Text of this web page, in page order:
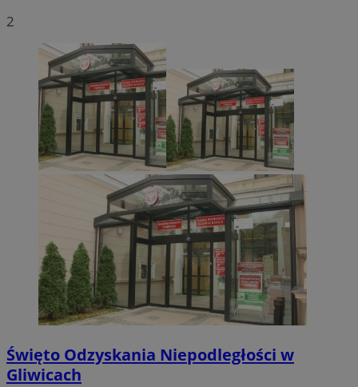
2
Święto Odzyskania Niepodległości w
Gliwicach